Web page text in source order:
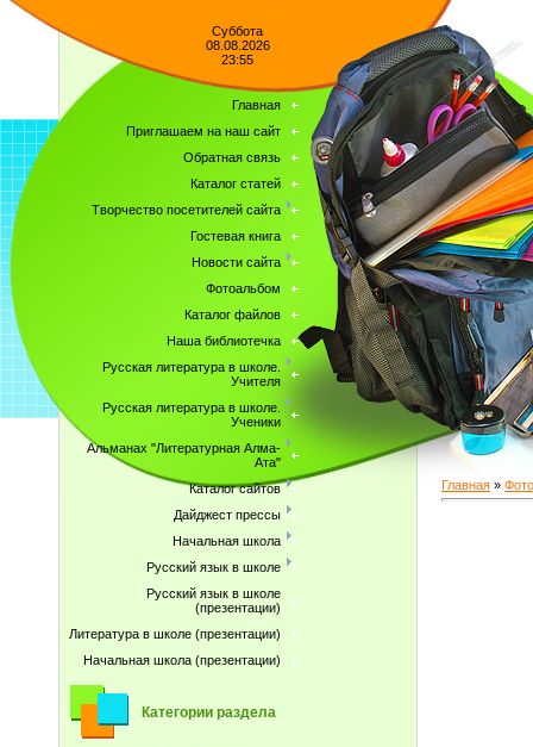
Суббота
08.08.2026
23:55
Главная
Приглашаем на наш сайт
Обратная связь
Каталог статей
Творчество посетителей сайта
Гостевая книга
Новости сайта
Фотоальбом
Каталог файлов
Наша библиотечка
Русская литература в школе.
Учителя
Русская литература в школе.
Ученики
Альманах "Литературная Алма-
Ата"
Каталог сайтов
Дайджест прессы
Начальная школа
Русский язык в школе
Русский язык в школе
(презентации)
Литература в школе (презентации)
Начальная школа (презентации)
Категории раздела
Главная »